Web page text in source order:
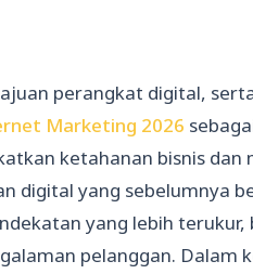
perangkat digital,
Marketing 2026
ketahanan bisnis
digital yang sebelumnya
yang lebih
pelanggan. Dalam